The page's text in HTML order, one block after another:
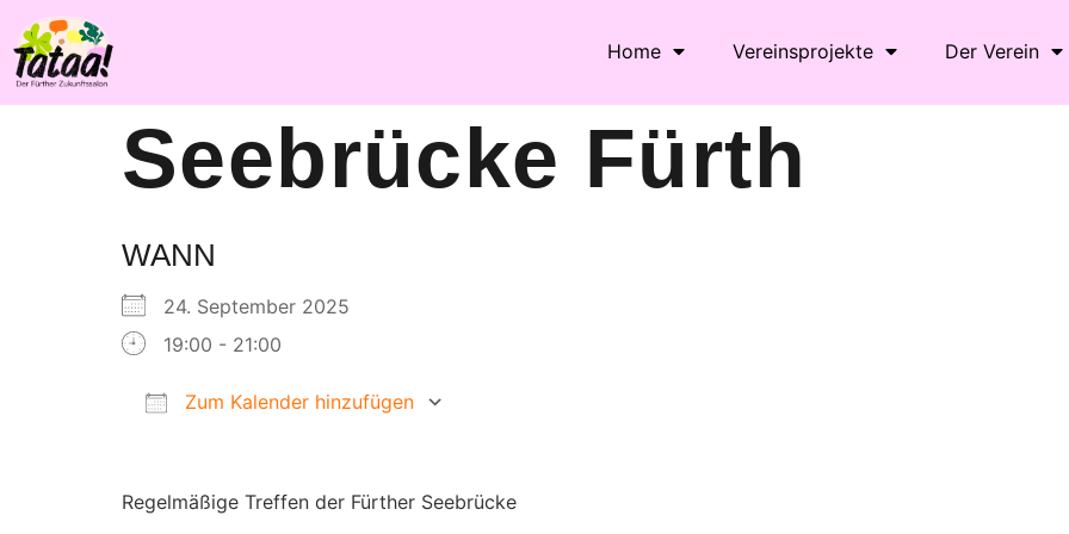
Home Vereinsprojekte Der Verein
Seebrücke Fürth
WANN
24. September 2025
19:00 - 21:00
Zum Kalender hinzufügen
Regelmäßige Treffen der Fürther Seebrücke